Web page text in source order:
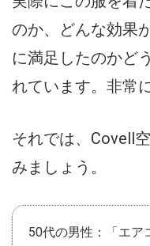
のか、どんな効果
に満足したのかど
れています。非常
それでは、Covell
みましょう。
50代の男性：「エア